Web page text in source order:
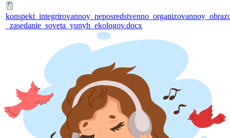
_zasedanie_soveta_yunyh_ekologov.docx